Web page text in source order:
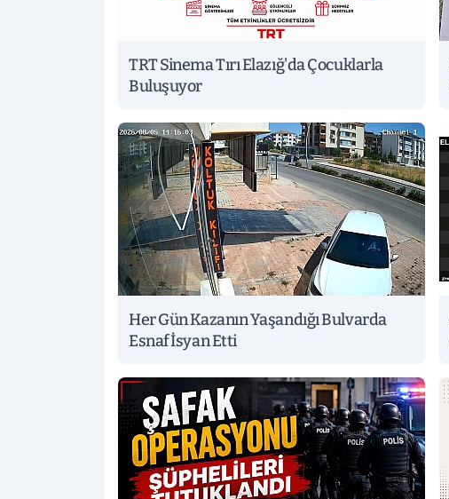
TRT Sinema Tırı Elazığ'da Çocuklarla
Buluşuyor
Her Gün Kazanın Yaşandığı Bulvarda
Esnaf İsyan Etti